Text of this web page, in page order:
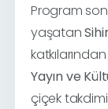
Program
yaşatan
Yayın ve
çiçek